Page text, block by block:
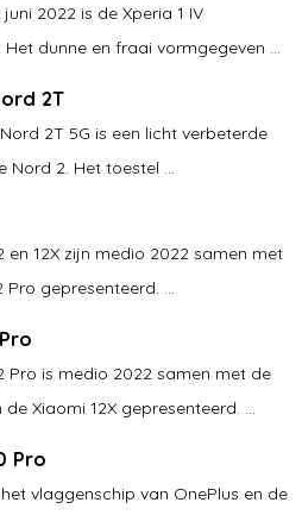
2022 is de Xperia 1 IV
dunne en fraai vormgegeven ...
2T
2T 5G is een licht verbeterde
Nord 2. Het toestel ...
en 12X zijn medio 2022 samen met
gepresenteerd. ...
Pro is medio 2022 samen met de
Xiaomi 12X gepresenteerd. ...
Pro
vlaggenschip van OnePlus en de